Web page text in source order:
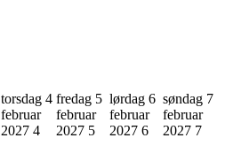
torsdag 4
februar
2027 4
fredag 5
februar
2027 5
lørdag 6
februar
2027 6
søndag 7
februar
2027 7